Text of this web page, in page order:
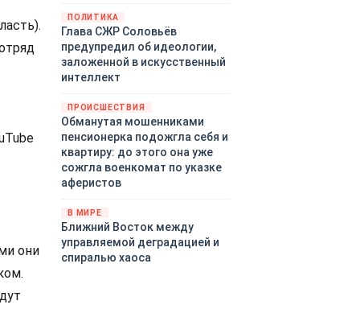
они
ПОЛИТИКА
Глава СЖР Соловьёв
предупредил об идеологии,
заложенной в искусственный
интеллект
ПРОИСШЕСТВИЯ
Обманутая мошенниками
пенсионерка подожгла себя и
квартиру: до этого она уже
сожгла военкомат по указке
аферистов
В МИРЕ
Ближний Восток между
управляемой деградацией и
спиралью хаоса